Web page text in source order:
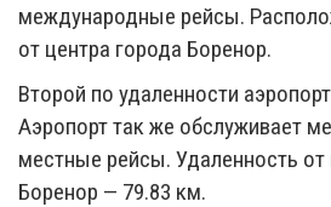
международные рейсы.
от центра города Боренор.
Второй по удаленности
Аэропорт так же обслуживает
местные рейсы. Удаленность от
Боренор — 79.83 км.